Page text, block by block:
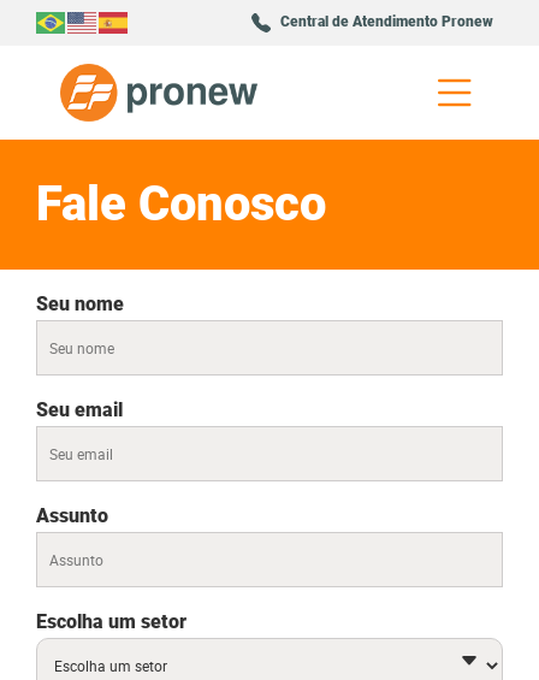
Central de Atendimento Pronew
Fale Conosco
Seu nome
Seu email
Assunto
Escolha um setor